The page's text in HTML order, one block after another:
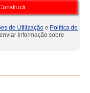
de Utilização e Política de
informação sobre